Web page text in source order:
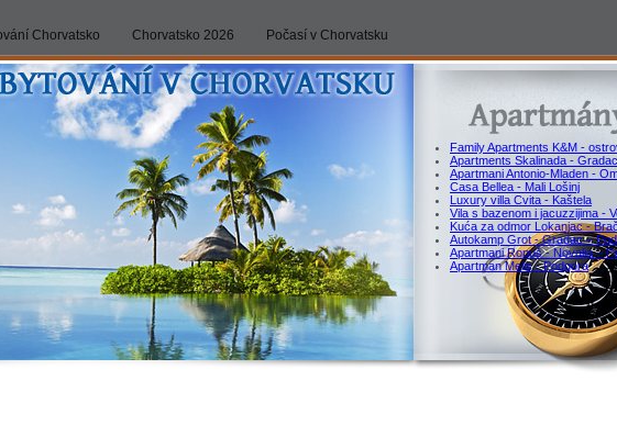
Chorvatsko Chorvatsko 2026 Počasí v Chorvatsku
Family Apartments K&M -
Apartments Skalinada -
Apartmani Antonio-Mladen -
Casa Bellea - Mali Lošinj
Luxury villa Cvita - Kaštela
Vila s bazenom i jacuzzijima -
Kuća za odmor Lokanjac - Brač
Autokamp Grot - Gradac –
Apartmani Ropuš - Novalja –
Apartman Melis - Podgora